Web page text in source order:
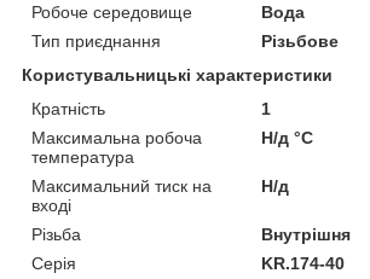
Робоче середовище
Вода
Тип приєднання
Різьбове
Користувальницькі характеристики
Кратність
1
Максимальна робоча
температура
Н/д °C
Максимальний тиск на
вході
Н/д
Різьба
Внутрішня
Серія
KR.174-40